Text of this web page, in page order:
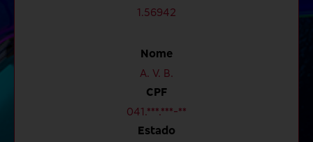
1.56942
Nome
A. V. B.
CPF
041.***.***-**
Estado